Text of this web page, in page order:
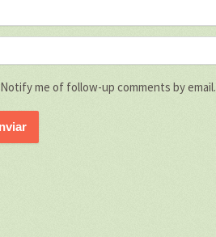
Notify me of follow-up comments by email.